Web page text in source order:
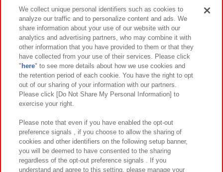
イベント・キャンペーン
関連会社 サステナビリティ サイトポリシー
プライバシーポリシー ウェブアクセシビリティ方針と検証結果
お取引先さまとともに
カスタマーハラスメント対応方針 よくあるご質問・お問い合わせ
We collect unique personal identifiers such as cookies to
analyze our traffic and to personalize content and ads. We
share information about your use of our website with our
analytics and advertising partners, who may combine it with
other information that you have provided to them or that they
have collected from your use of their services. Please click
" here" to see more details about how we use cookies and
the retention period of each cookie. You have the right to opt
out of our sharing of your information with our partners.
Please click [Do Not Share My Personal Information] to
exercise your right.
Please note that even if you have enabled the opt-out
preference signals , if you choose to allow the sharing of
cookies and other identifiers on the following setup banner,
you will be deemed to have consented to the sharing
regardless of the opt-out preference signals . If you
understand and agree to this setting, please manage your